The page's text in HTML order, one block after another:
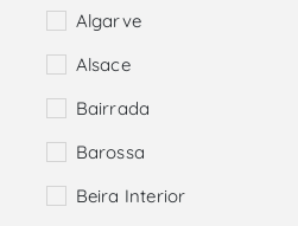
Algarve
Alsace
Bairrada
Barossa
Beira Interior